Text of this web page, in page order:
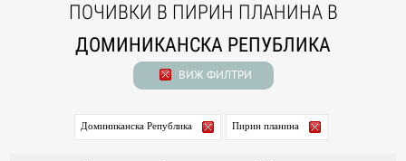
ПОЧИВКИ В ПИРИН ПЛАНИНА В
ДОМИНИКАНСКА РЕПУБЛИКА
ВИЖ ФИЛТРИ
Доминиканска Република Пирин планина